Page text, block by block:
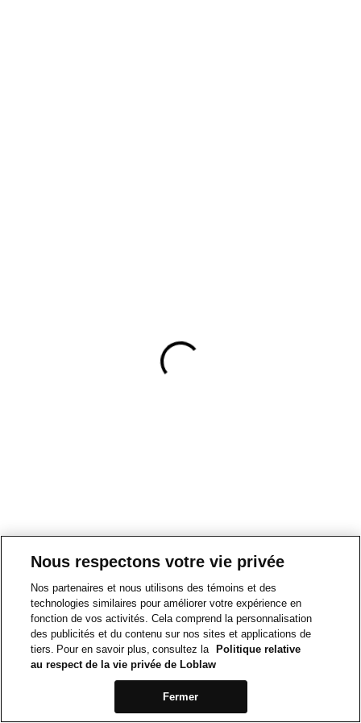
Nous respectons votre vie privée
Nos partenaires et nous utilisons des témoins et des
technologies similaires pour améliorer votre expérience en
fonction de vos activités. Cela comprend la personnalisation
des publicités et du contenu sur nos sites et applications de
tiers. Pour en savoir plus, consultez la
Politique relative
au respect de la vie privée de Loblaw
Fermer